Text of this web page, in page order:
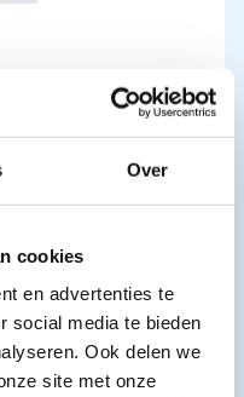
Over
cookies
en advertenties te
social media te bieden
Ook delen we
site met onze